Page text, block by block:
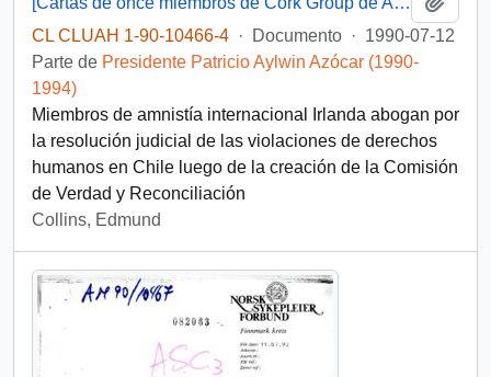
CL CLUAH 1-90-10466-4 · Documento · 1990-07-12
Parte de Presidente Patricio Aylwin Azócar (1990-
1994)
Miembros de amnistía internacional Irlanda abogan por
la resolución judicial de las violaciones de derechos
humanos en Chile luego de la creación de la Comisión
de Verdad y Reconciliación
Collins, Edmund